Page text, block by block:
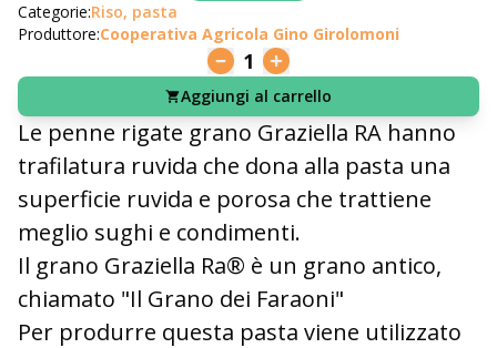
Categorie:Riso, pasta
Produttore:Cooperativa Agricola Gino Girolomoni
1
Aggiungi al carrello
Le penne rigate grano Graziella RA hanno
trafilatura ruvida che dona alla pasta una
superficie ruvida e porosa che trattiene
meglio sughi e condimenti.
Il grano Graziella Ra® è un grano antico,
chiamato "Il Grano dei Faraoni"
Per produrre questa pasta viene utilizzato